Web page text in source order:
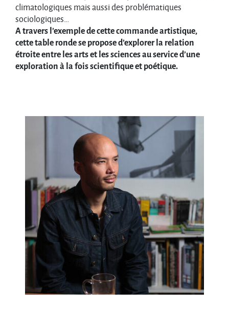
climatologiques mais aussi des problématiques
sociologiques…
A travers l’exemple de cette commande artistique,
cette table ronde se propose d’explorer la relation
étroite entre les arts et les sciences au service d’une
exploration à la fois scientifique et poétique.